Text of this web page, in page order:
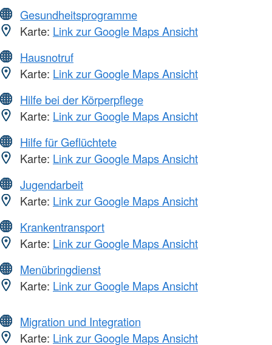
Gesundheitsprogramme
Karte: Link zur Google Maps Ansicht
Hausnotruf
Karte: Link zur Google Maps Ansicht
Hilfe bei der Körperpflege
Karte: Link zur Google Maps Ansicht
Hilfe für Geflüchtete
Karte: Link zur Google Maps Ansicht
Jugendarbeit
Karte: Link zur Google Maps Ansicht
Krankentransport
Karte: Link zur Google Maps Ansicht
Menübringdienst
Karte: Link zur Google Maps Ansicht
Migration und Integration
Karte: Link zur Google Maps Ansicht